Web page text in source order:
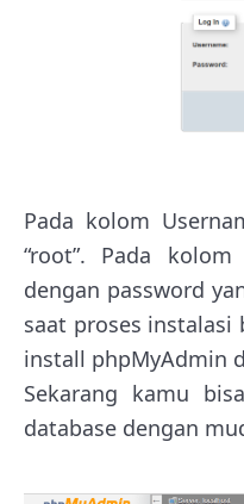
Pada kolom
“root”. Pada
dengan password
saat proses instalasi
install phpMyAdmin
Sekarang kamu
database dengan